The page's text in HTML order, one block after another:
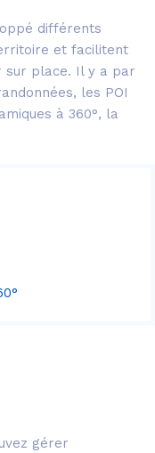
différents
et facilitent
sur place. Il y a par
les POI
à 360°, la
gérer